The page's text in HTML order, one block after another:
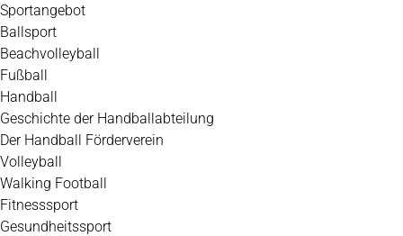
Zum
Inhalt
springen
Sportangebot
Ballsport
Beachvolleyball
Fußball
Handball
Geschichte der Handballabteilung
Der Handball Förderverein
Volleyball
Walking Football
Fitnesssport
Gesundheitssport